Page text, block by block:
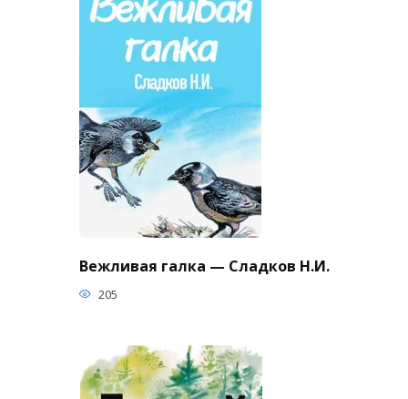
Вежливая галка — Сладков Н.И.
205